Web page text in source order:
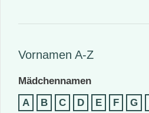
Vornamen A-Z
Mädchennamen
A
B C D E F G